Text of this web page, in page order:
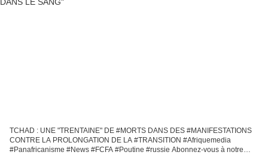
TCHAD : UNE "TRENTAINE" DE #MORTS DANS DES #MANIFESTATIONS
CONTRE LA PROLONGATION DE LA #TRANSITION #Afriquemedia
#Panafricanisme #News #FCFA #Poutine #russie Abonnez-vous à notre